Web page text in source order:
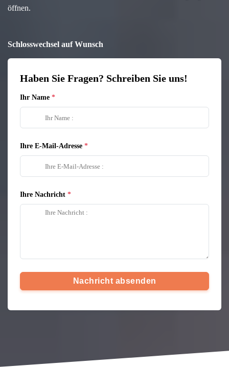
öffnen.
Schlosswechsel auf Wunsch
Haben Sie Fragen? Schreiben Sie uns!
Ihr Name
Ihre E-Mail-Adresse
Ihre Nachricht
Nachricht absenden